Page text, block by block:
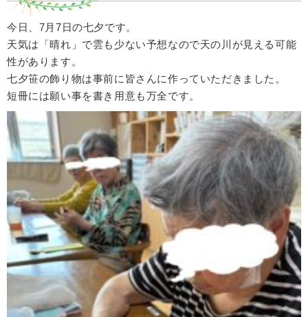
今日、7月7日の七夕です。
天気は「晴れ」で雲も少ない予想なので天の川が見える可能
性があります。
七夕笹の飾り物は事前に皆さんに作っていただきました。
短冊には願い事を書き用意も万全です。